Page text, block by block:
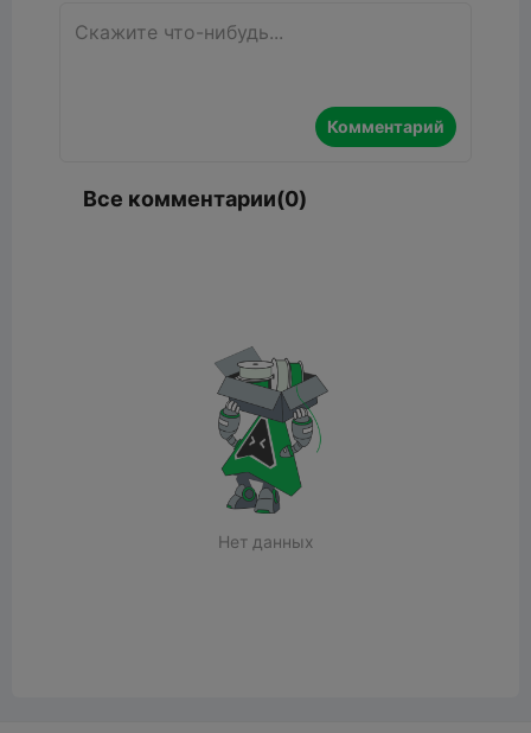
Комментарий
Все комментарии(0)
Нет данных